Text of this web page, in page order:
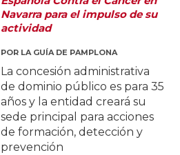
Navarra para el impulso de su
actividad
POR LA GUÍA DE PAMPLONA
La concesión administrativa
de dominio público es para 35
años y la entidad creará su
sede principal para acciones
de formación, detección y
prevención